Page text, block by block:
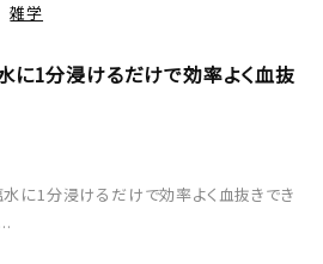
雑学
に1分浸けるだけで効率よく血抜
水に1分浸けるだけで効率よく血抜きでき